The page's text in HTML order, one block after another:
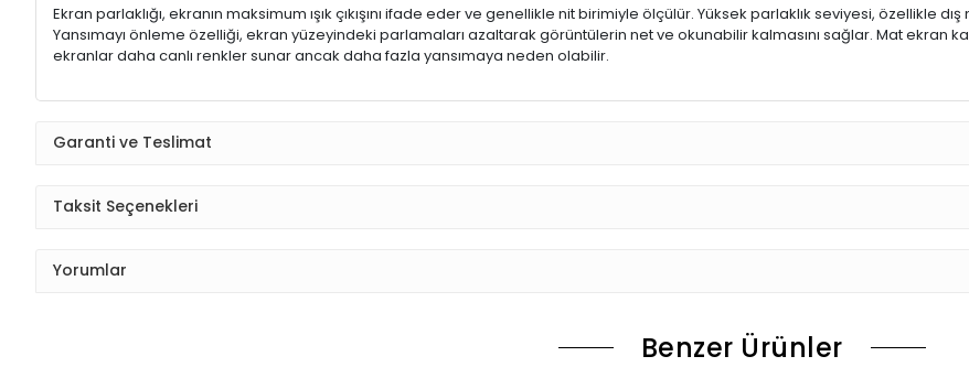
Ekran parlaklığı, ekranın maksimum ışık çıkışını ifade eder ve genellikle nit birimiyle ölçülür. Yüksek parlaklık seviyesi, özellikle
Yansımayı önleme özelliği, ekran yüzeyindeki parlamaları azaltarak görüntülerin net ve okunabilir kalmasını sağlar. Mat ekran
ekranlar daha canlı renkler sunar ancak daha fazla yansımaya neden olabilir.
Garanti ve Teslimat
Taksit Seçenekleri
Yorumlar
Benzer Ürünler